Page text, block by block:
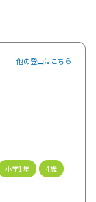
他の登山はこちら
小学1年
4歳